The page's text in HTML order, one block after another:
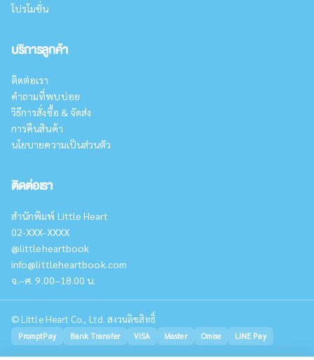
โปรโมชั่น
บริการลูกค้า
ติดต่อเรา
คำถามที่พบบ่อย
วิธีการสั่งซื้อ & จัดส่ง
การคืนสินค้า
นโยบายความเป็นส่วนตัว
ติดต่อเรา
สำนักพิมพ์ Little Heart
02-XXX-XXXX
@littleheartbook
info@littleheartbook.com
จ.–ศ. 9.00–18.00 น.
© Little Heart Co., Ltd. สงวนลิขสิทธิ์
PromptPay Bank Transfer VISA Master Omise LINE Pay